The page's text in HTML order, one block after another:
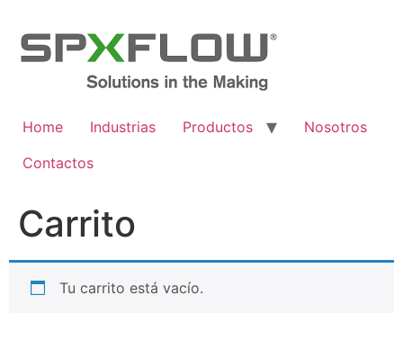
contenido
Home Industrias Productos
Nosotros
Contactos
Carrito
Tu carrito está vacío.